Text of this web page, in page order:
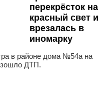
перекрёсток на
красный свет и
врезалась в
иномарку
в районе дома №54а на
ДТП.